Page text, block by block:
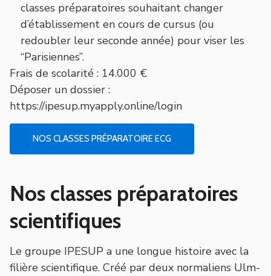
classes préparatoires souhaitant changer
d’établissement en cours de cursus (ou
redoubler leur seconde année) pour viser les
“Parisiennes”.
Frais de scolarité : 14.000 €
Déposer un dossier :
https://ipesup.myapply.online/login
NOS CLASSES PRÉPARATOIRE ECG
Nos classes préparatoires
scientifiques
Le groupe IPESUP a une longue histoire avec la
filière scientifique. Créé par deux normaliens Ulm-